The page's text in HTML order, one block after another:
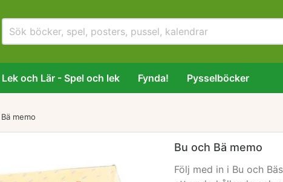
Lek och Lär - Spel och lek Fynda! Pysselböcker
memo
Bu och Bä memo
Följ med in i Bu och